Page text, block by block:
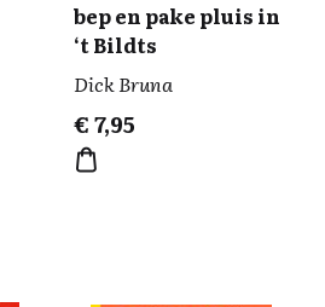
bep en pake pluis in
‘t Bildts
Dick Bruna
€7,95